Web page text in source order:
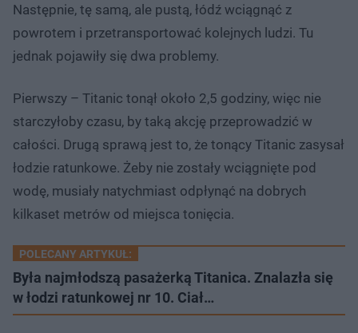
Następnie, tę samą, ale pustą, łódź wciągnąć z
powrotem i przetransportować kolejnych ludzi. Tu
jednak pojawiły się dwa problemy.
Pierwszy – Titanic tonął około 2,5 godziny, więc nie
starczyłoby czasu, by taką akcję przeprowadzić w
całości. Drugą sprawą jest to, że tonący Titanic zasysał
łodzie ratunkowe. Żeby nie zostały wciągnięte pod
wodę, musiały natychmiast odpłynąć na dobrych
kilkaset metrów od miejsca tonięcia.
POLECANY ARTYKUŁ:
Była najmłodszą pasażerką Titanica. Znalazła się
w łodzi ratunkowej nr 10. Ciał…